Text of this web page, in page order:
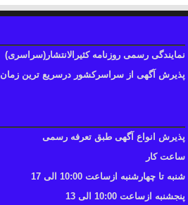
نمایندگی رسمی روزنامه کثیرالانتشار(سراسری)
پذیرش آگهی از سراسرکشور درسریع ترین زمان
پذیرش انواع آگهی طبق تعرفه رسمی
ساعت کار
شنبه تا چهارشنبه ازساعت 10:00 الی 17
پنجشنبه ازساعت 10:00 الی 13